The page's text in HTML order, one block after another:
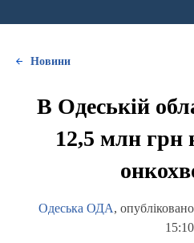
Новини
В Одеській
12,5 млн грн
Одеська ОДА,
15:10